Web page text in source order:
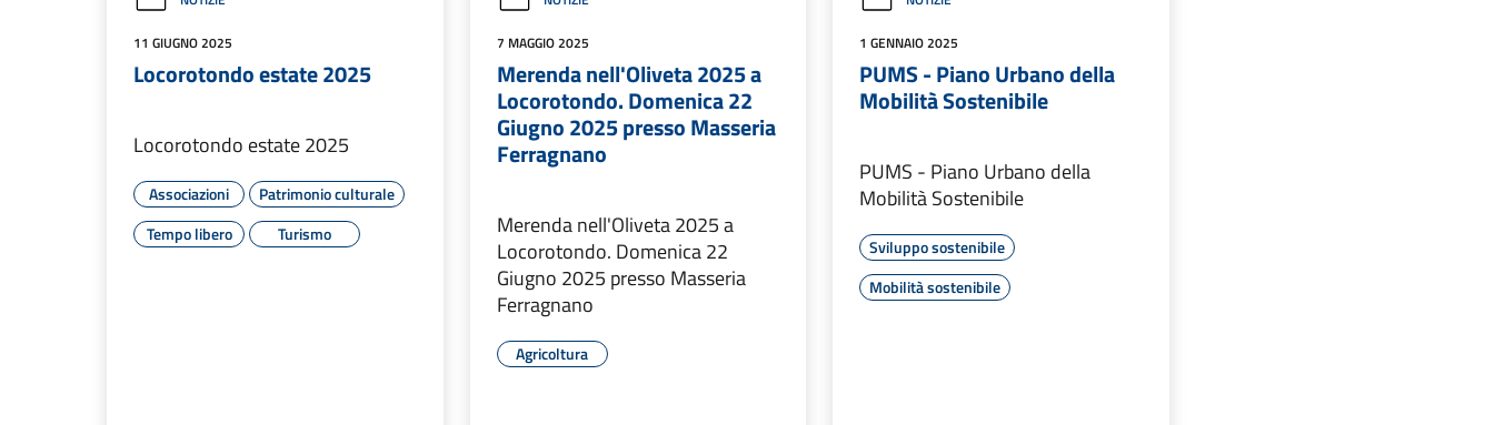
11 GIUGNO 2025
Locorotondo estate 2025
Locorotondo estate 2025
Associazioni
Patrimonio culturale
Tempo libero
Turismo
7 MAGGIO 2025
Merenda nell'Oliveta 2025 a
Locorotondo. Domenica 22
Giugno 2025 presso Masseria
Ferragnano
Merenda nell'Oliveta 2025 a
Locorotondo. Domenica 22
Giugno 2025 presso Masseria
Ferragnano
Agricoltura
1 GENNAIO 2025
PUMS - Piano Urbano della
Mobilità Sostenibile
PUMS - Piano Urbano della
Mobilità Sostenibile
Sviluppo sostenibile
Mobilità sostenibile